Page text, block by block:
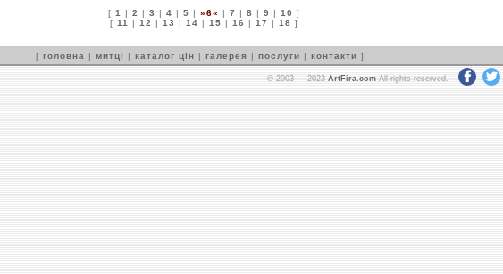
[ 1 | 2 | 3 | 4 | 5 | »6« | 7 | 8 | 9 | 10 ]
[ 11 | 12 | 13 | 14 | 15 | 16 | 17 | 18 ]
[ головна | митці | каталог цін | галерея | послуги | контакти ]
© 2003 — 2023 ArtFira.com All rights reserved.